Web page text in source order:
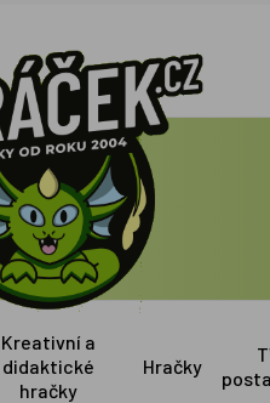
Kreativní a
didaktické
hračky
Hračky